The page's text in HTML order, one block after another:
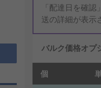
「配達日を確
送の詳細が表示
バルク価格オプ
個